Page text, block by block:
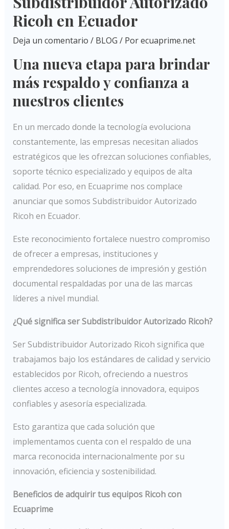
Ricoh en Ecuador
Deja un comentario / BLOG / Porecuaprime.net
Una nueva etapa para brindar
más respaldo y confianza a
nuestros clientes
En un mercado donde la tecnología evoluciona
constantemente, las empresas necesitan aliados
estratégicos que les ofrezcan soluciones confiables,
soporte técnico especializado y equipos de alta
calidad. Por eso, en Ecuaprime nos complace
anunciar que somos Subdistribuidor Autorizado
Ricoh en Ecuador.
Este reconocimiento fortalece nuestro compromiso
de ofrecer a empresas, instituciones y
emprendedores soluciones de impresión y gestión
documental respaldadas por una de las marcas
líderes a nivel mundial.
¿Qué significa ser Subdistribuidor Autorizado Ricoh?
Ser Subdistribuidor Autorizado Ricoh significa que
trabajamos bajo los estándares de calidad y servicio
establecidos por Ricoh, ofreciendo a nuestros
clientes acceso a tecnología innovadora, equipos
confiables y asesoría especializada.
Esto garantiza que cada solución que
implementamos cuenta con el respaldo de una
marca reconocida internacionalmente por su
innovación, eficiencia y sostenibilidad.
Beneficios de adquirir tus equipos Ricoh con
Ecuaprime